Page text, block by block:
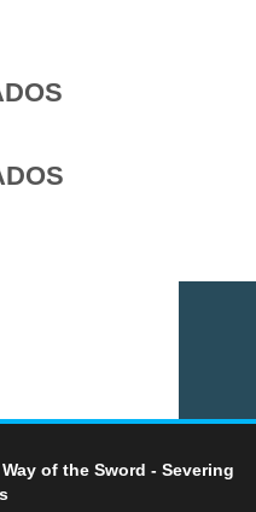
of the Sword - Severing